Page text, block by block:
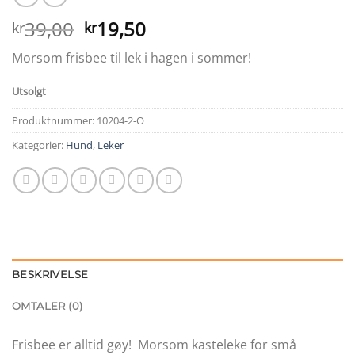
kr39,00 Opprinnelig
pris
var:
kr19,50Nåværende
pris
er:
Morsom frisbee til lek i hagen i sommer!
Utsolgt
Produktnummer: 10204-2-O
Kategorier: Hund, Leker
BESKRIVELSE
OMTALER (0)
Frisbee er alltid gøy! Morsom kasteleke for små